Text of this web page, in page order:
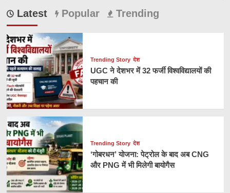
Latest Popular Trending
Trending Story देश
UGC ने देशभर में 32 फर्जी विश्वविद्यालयों की
पहचान की
Trending Story देश
‘गोबरधन’ योजना: पेट्रोल के बाद अब CNG
और PNG में भी मिलेगी बायोगैस